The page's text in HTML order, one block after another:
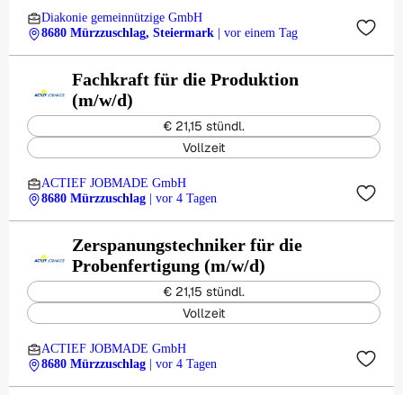
Diakonie gemeinnützige GmbH
8680 Mürzzuschlag, Steiermark
| vor einem Tag
Fachkraft für die Produktion
(m/w/d)
€ 21,15 stündl.
Vollzeit
ACTIEF JOBMADE GmbH
8680 Mürzzuschlag
| vor 4 Tagen
Zerspanungstechniker für die
Probenfertigung (m/w/d)
€ 21,15 stündl.
Vollzeit
ACTIEF JOBMADE GmbH
8680 Mürzzuschlag
| vor 4 Tagen